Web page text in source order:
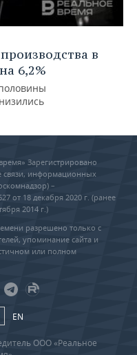
в
6,2%
Зарегистрировано
связи, информационных
–
от 18 декабря 2020 г. (ранее
2014 г.)
разрешено только с
упоминание сайта и
или полном
EN
ООО «Реальное